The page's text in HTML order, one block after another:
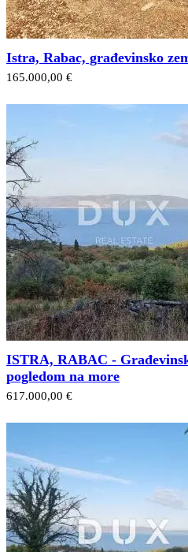
Istra, Rabac, građevinsko
165.000,00 €
ISTRA, RABAC -
pogledom na more
617.000,00 €